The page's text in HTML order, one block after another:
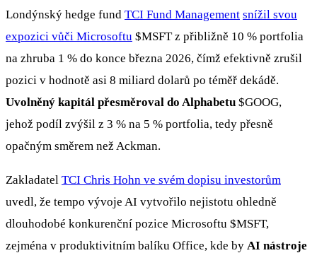
Londýnský hedge fund TCI Fund Management snížil svou
expozici vůči Microsoftu $MSFTz přibližně 10 % portfolia
na zhruba 1 % do konce března 2026, čímž efektivně zrušil
pozici v hodnotě asi 8 miliard dolarů po téměř dekádě.
Uvolněný kapitál přesměroval do Alphabetu $GOOG,
jehož podíl zvýšil z 3 % na 5 % portfolia, tedy přesně
opačným směrem než Ackman.
Zakladatel TCI Chris Hohn ve svém dopisu investorům
uvedl, že tempo vývoje AI vytvořilo nejistotu ohledně
dlouhodobé konkurenční pozice Microsoftu $MSFT,
zejména v produktivitním balíku Office, kde by AI nástroje